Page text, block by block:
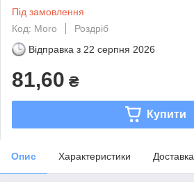
Під замовлення
Код: Moro
Роздріб
Відправка з 22 серпня 2026
81,60 ₴
Купити
Опис Характеристики Доставка